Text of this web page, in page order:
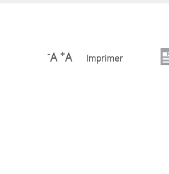
-A +A Imprimer